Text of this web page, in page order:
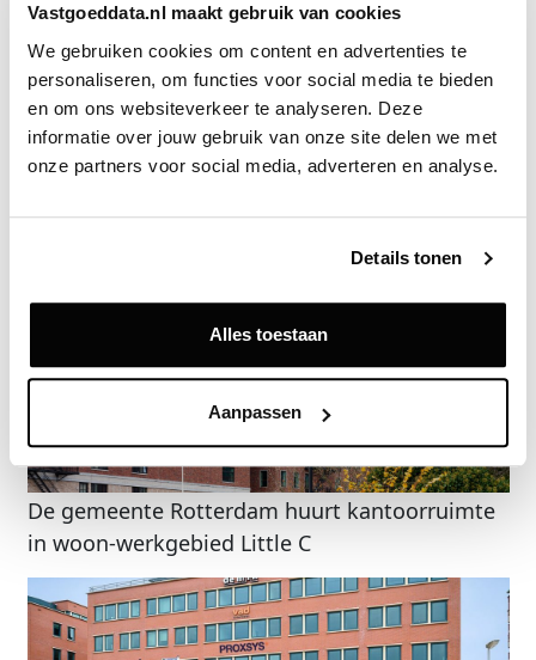
Vastgoeddata.nl maakt gebruik van cookies
We gebruiken cookies om content en advertenties te
personaliseren, om functies voor social media te bieden
en om ons websiteverkeer te analyseren. Deze
informatie over jouw gebruik van onze site delen we met
onze partners voor social media, adverteren en analyse.
Details tonen
Alles toestaan
Aanpassen
Deze informatie is alleen beschikbaar voor licentiehouders van
Vraag een demo aan
Terug
Gerelateerde nieuwsberichten
De gemeente Rotterdam huurt kantoorruimte
in woon-werkgebied Little C